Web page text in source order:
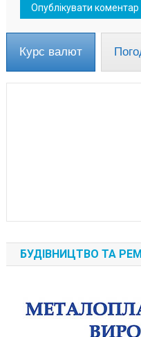
Курс валют
БУДІВНИЦТВО ТА